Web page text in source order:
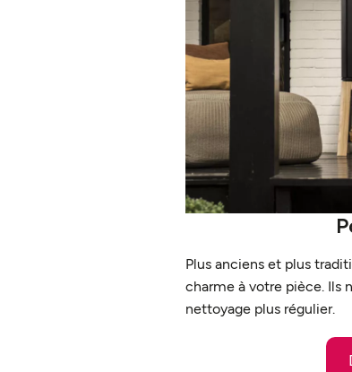
Plus anciens et plus
charme à votre pièce. Ils
nettoyage plus régulier.